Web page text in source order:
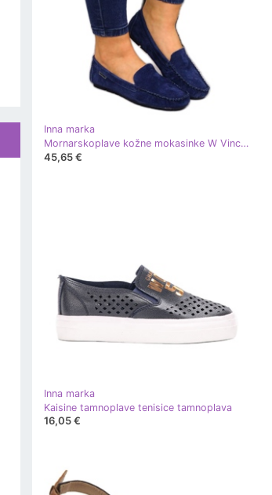
Inna marka
Mornarskoplave kožne mokasinke W Vinceza tamnoplava
45,65 €
Inna marka
Kaisine tamnoplave tenisice tamnoplava
16,05 €